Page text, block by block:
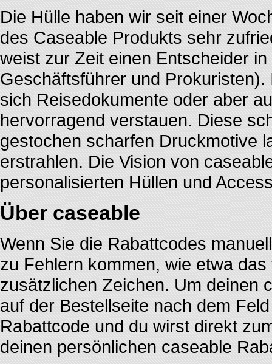
Die Hülle haben wir seit einer
des Caseable Produkts sehr
weist zur Zeit einen Entscheider
Geschäftsführer und
sich Reisedokumente oder aber
hervorragend verstauen. Diese
gestochen scharfen Druckmotive
erstrahlen. Die Vision von
personalisierten Hüllen und
Über caseable
Wenn Sie die Rabattcodes
zu Fehlern kommen, wie etwa
zusätzlichen Zeichen. Um deinen
auf der Bestellseite nach dem
Rabattcode und du wirst direkt
deinen persönlichen caseable